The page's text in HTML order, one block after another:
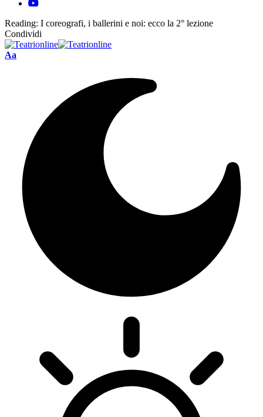
Reading: I coreografi, i ballerini e noi: ecco la 2° lezione
Condividi
Font
Aa